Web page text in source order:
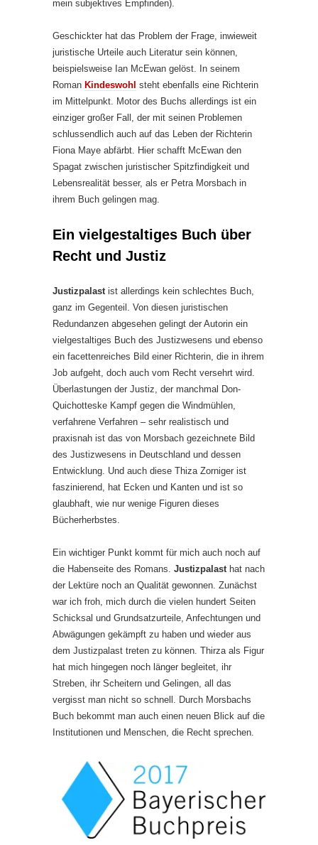
mein subjektives Empfinden).
Geschickter hat das Problem der Frage, inwieweit
juristische Urteile auch Literatur sein können,
beispielsweise Ian McEwan gelöst. In seinem
Roman Kindeswohl steht ebenfalls eine Richterin
im Mittelpunkt. Motor des Buchs allerdings ist ein
einziger großer Fall, der mit seinen Problemen
schlussendlich auch auf das Leben der Richterin
Fiona Maye abfärbt. Hier schafft McEwan den
Spagat zwischen juristischer Spitzfindigkeit und
Lebensrealität besser, als er Petra Morsbach in
ihrem Buch gelingen mag.
Ein vielgestaltiges Buch über
Recht und Justiz
Justizpalast ist allerdings kein schlechtes Buch,
ganz im Gegenteil. Von diesen juristischen
Redundanzen abgesehen gelingt der Autorin ein
vielgestaltiges Buch des Justizwesens und ebenso
ein facettenreiches Bild einer Richterin, die in ihrem
Job aufgeht, doch auch vom Recht versehrt wird.
Überlastungen der Justiz, der manchmal Don-
Quichotteske Kampf gegen die Windmühlen,
verfahrene Verfahren – sehr realistisch und
praxisnah ist das von Morsbach gezeichnete Bild
des Justizwesens in Deutschland und dessen
Entwicklung. Und auch diese Thiza Zorniger ist
faszinierend, hat Ecken und Kanten und ist so
glaubhaft, wie nur wenige Figuren dieses
Bücherherbstes.
Ein wichtiger Punkt kommt für mich auch noch auf
die Habenseite des Romans. Justizpalast hat nach
der Lektüre noch an Qualität gewonnen. Zunächst
war ich froh, mich durch die vielen hundert Seiten
Schicksal und Grundsatzurteile, Anfechtungen und
Abwägungen gekämpft zu haben und wieder aus
dem Justizpalast treten zu können. Thirza als Figur
hat mich hingegen noch länger begleitet, ihr
Streben, ihr Scheitern und Gelingen, all das
vergisst man nicht so schnell. Durch Morsbachs
Buch bekommt man auch einen neuen Blick auf die
Institutionen und Menschen, die Recht sprechen.